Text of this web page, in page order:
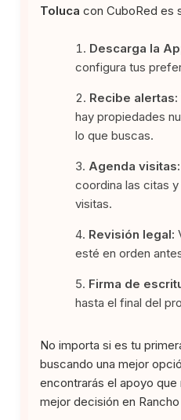
Toluca con CuboRed es
Descarga la
configura tus
Recibe alertas:
hay propiedades
lo que buscas.
Agenda visitas:
coordina las citas
visitas.
Revisión legal:
esté en orden
Firma de
hasta el final del
No importa si es tu
buscando una mejor
encontrarás el apoyo
mejor decisión en